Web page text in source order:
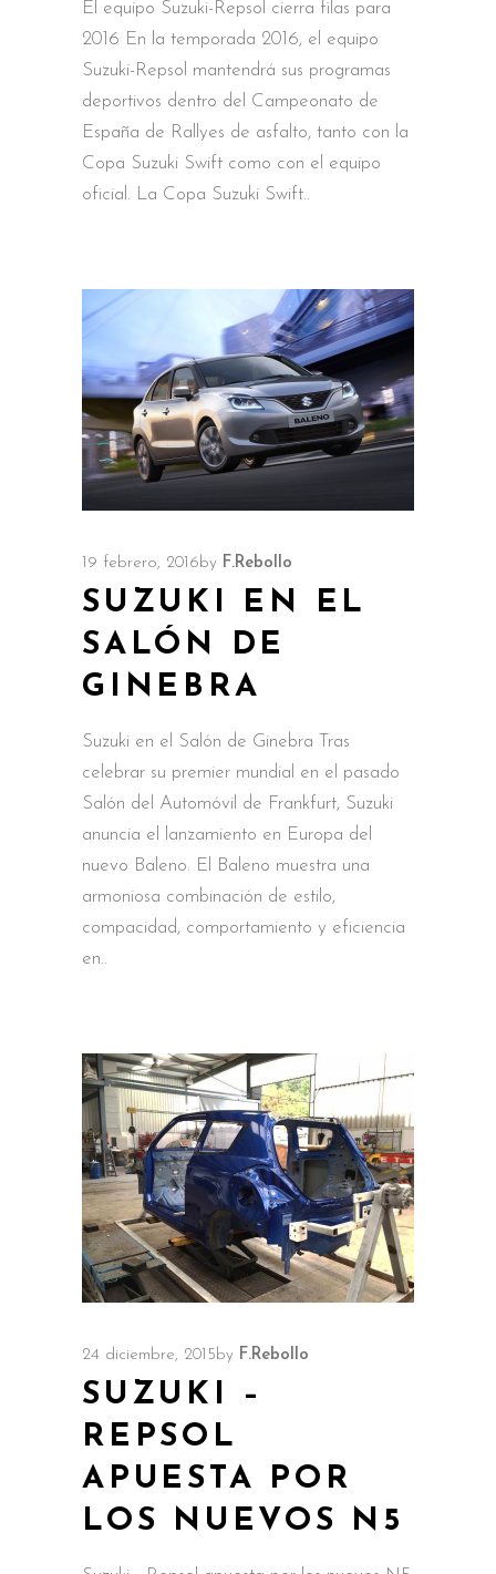
El equipo Suzuki-Repsol cierra filas para
2016 En la temporada 2016, el equipo
Suzuki-Repsol mantendrá sus programas
deportivos dentro del Campeonato de
España de Rallyes de asfalto, tanto con la
Copa Suzuki Swift como con el equipo
oficial. La Copa Suzuki Swift
19 febrero, 2016 by F.Rebollo
SUZUKI EN EL
SALÓN DE
GINEBRA
Suzuki en el Salón de Ginebra Tras
celebrar su premier mundial en el pasado
Salón del Automóvil de Frankfurt, Suzuki
anuncia el lanzamiento en Europa del
nuevo Baleno. El Baleno muestra una
armoniosa combinación de estilo,
compacidad, comportamiento y eficiencia
en
24 diciembre, 2015 by F.Rebollo
SUZUKI –
REPSOL
APUESTA POR
LOS NUEVOS N5